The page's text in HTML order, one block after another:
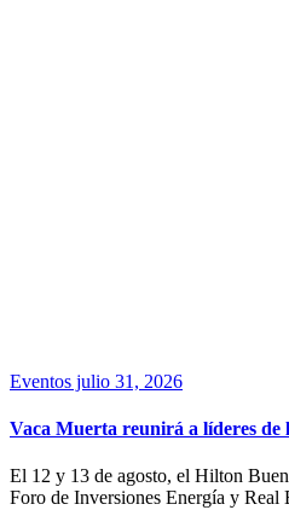
Eventos julio 31, 2026
Vaca Muerta reunirá a líderes
El 12 y 13 de agosto, el Hilton
Foro de Inversiones Energía y Real